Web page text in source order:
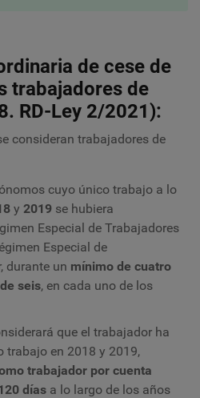
de cese de
trabajadores de
RD-Ley 2/2021):
consideran trabajadores de
cuyo único trabajo a lo
y 2019 se hubiera
Especial de Trabajadores
Especial de
durante un mínimo de cuatro
seis, en cada uno de los
que el trabajador ha
trabajo en 2018 y 2019,
trabajador por cuenta
días a lo largo de los años